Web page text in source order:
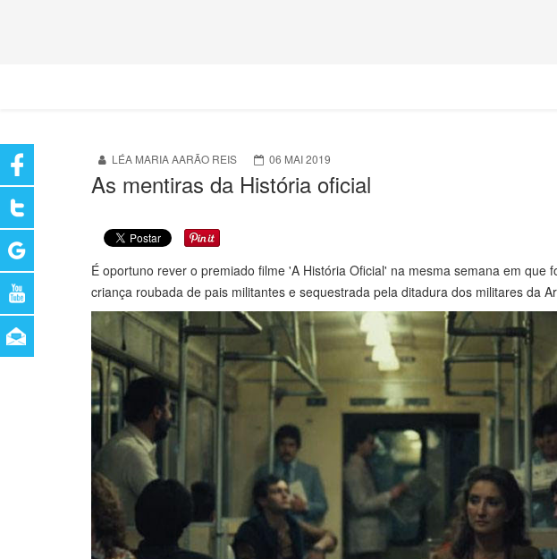
LÉA MARIA AARÃO REIS 06 MAI 2019
As mentiras da História oficial
É oportuno rever o premiado filme 'A História Oficial' na mesma semana em que
criança roubada de pais militantes e sequestrada pela ditadura dos militares da